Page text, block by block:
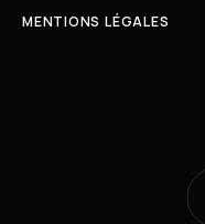
MENTIONS LÉGALES